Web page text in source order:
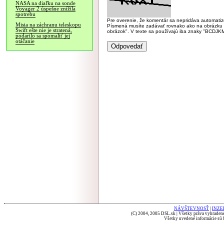
NASA na diaľku na sonde
Voyager 2 úspešne znížila
spotrebu
Misia na záchranu teleskopu
Swift ešte nie je stratená,
podarilo sa spomaliť jej
otáčanie
Pre overenie, že komentár sa nepridáva
Písmená musíte zadávať rovnako ako na
obrázok". V texte sa používajú iba znaky
NÁVŠTEVNOSŤ
(C) 2004, 2005 DSL.sk | Všetky práva
Všetky uvedené informácie sú